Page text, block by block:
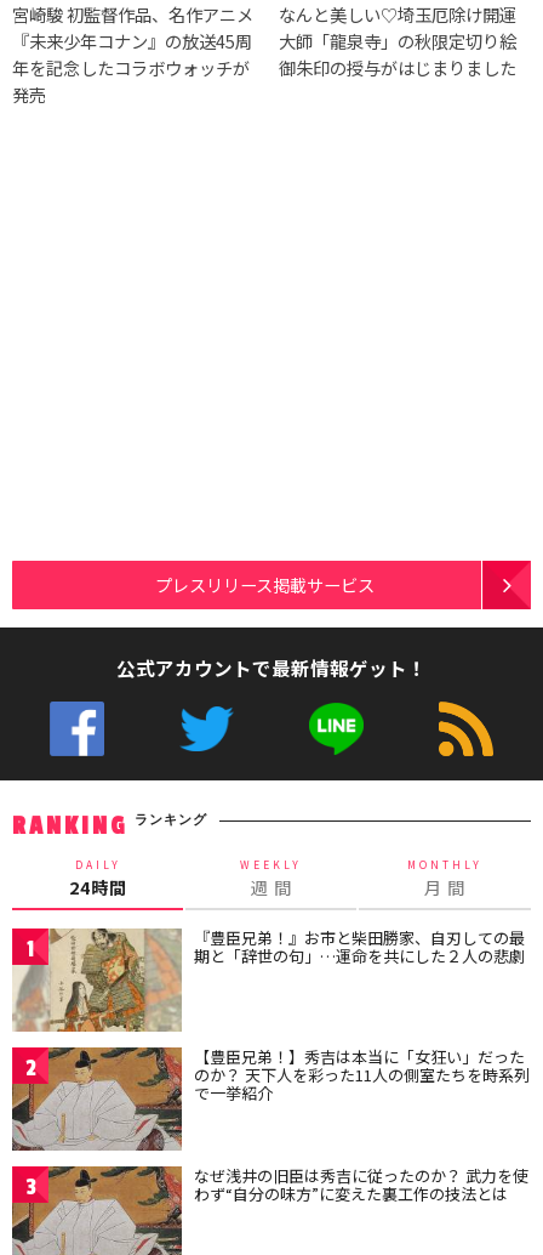
宮崎駿 初監督作品、名作アニメ
『未来少年コナン』の放送45周
年を記念したコラボウォッチが
発売
なんと美しい♡埼玉厄除け開運
大師「龍泉寺」の秋限定切り絵
御朱印の授与がはじまりました
プレスリリース掲載サービス
公式アカウントで最新情報ゲット！
RANKING ランキング
DAILY
24時間
WEEKLY
週 間
MONTHLY
月 間
1 『豊臣兄弟！』お市と柴田勝家、自刃しての最
期と「辞世の句」…運命を共にした２人の悲劇
2 【豊臣兄弟！】秀吉は本当に「女狂い」だった
のか？ 天下人を彩った11人の側室たちを時系列
で一挙紹介
3 なぜ浅井の旧臣は秀吉に従ったのか？ 武力を使
わず“自分の味方”に変えた裏工作の技法とは